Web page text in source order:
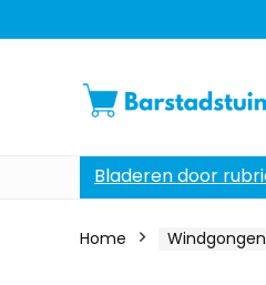
Bladeren door
Home Windgongen